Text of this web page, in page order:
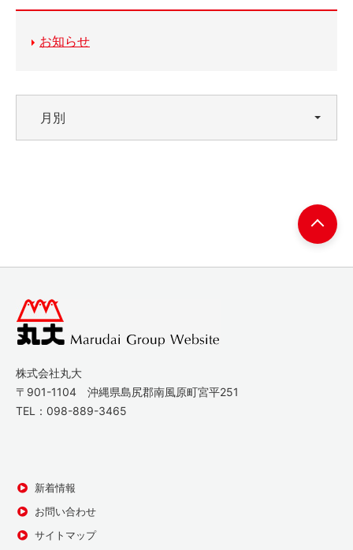
お知らせ
月別
株式会社丸大
〒901-1104 沖縄県島尻郡南風原町宮平251
TEL： 098-889-3465
新着情報
お問い合わせ
サイトマップ